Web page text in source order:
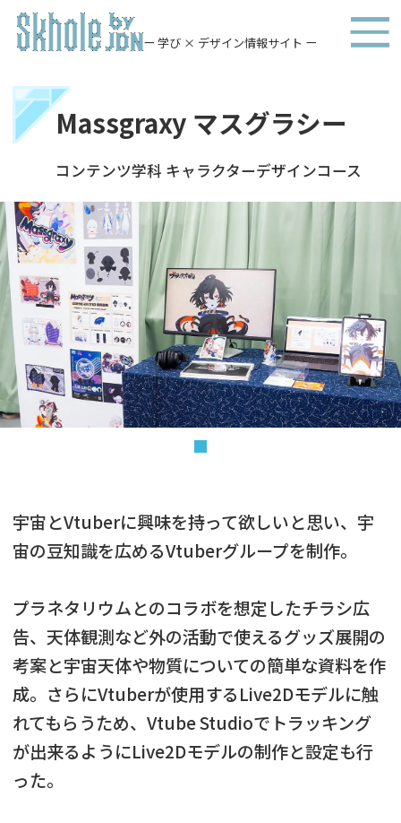
ー 学び × デザイン情報サイト ー
Massgraxy マスグラシー
コンテンツ学科 キャラクターデザインコース
宇宙とVtuberに興味を持って欲しいと思い、宇
宙の豆知識を広めるVtuberグループを制作。
プラネタリウムとのコラボを想定したチラシ広
告、天体観測など外の活動で使えるグッズ展開の
考案と宇宙天体や物質についての簡単な資料を作
成。さらにVtuberが使用するLive2Dモデルに触
れてもらうため、Vtube Studioでトラッキング
が出来るようにLive2Dモデルの制作と設定も行
った。